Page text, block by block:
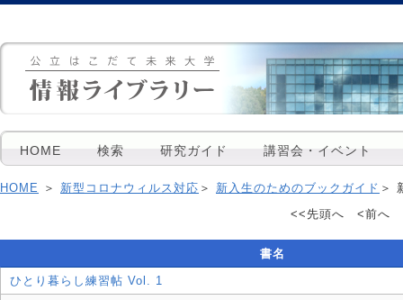
HOME 検索 研究ガイド 講習会・イベント
HOME ＞ 新型コロナウィルス対応 ＞ 新入生のためのブックガイド ＞
<<先頭へ <前
書名
ひとり暮らし練習帖 Vol. 1